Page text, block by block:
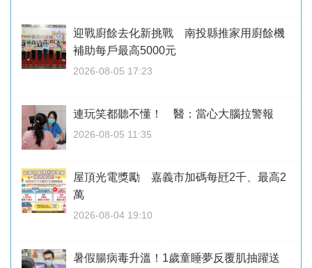
迎戰廚餘去化新挑戰 南投縣推家用廚餘機
補助每戶最高5000元
2026-08-05 17:23
連玩笑都聽不懂！ 醫：當心大腦拉警報
2026-08-05 11:35
屋頂光電獎勵 嘉義市加碼每瓩2千、最高2
萬
2026-08-04 19:10
暑假腸病毒升溫！1歲童睡夢反覆肌抽躍送